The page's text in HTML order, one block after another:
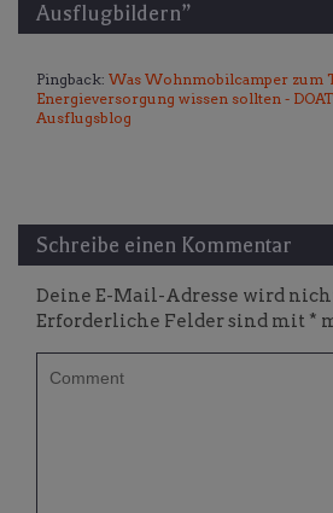
Ausflugbildern”
Pingback: Was Wohnmobilcamper zum
Energieversorgung wissen sollten -
Ausflugsblog
Schreibe einen Kommentar
Deine E-Mail-Adresse wird
Erforderliche Felder sind mit *